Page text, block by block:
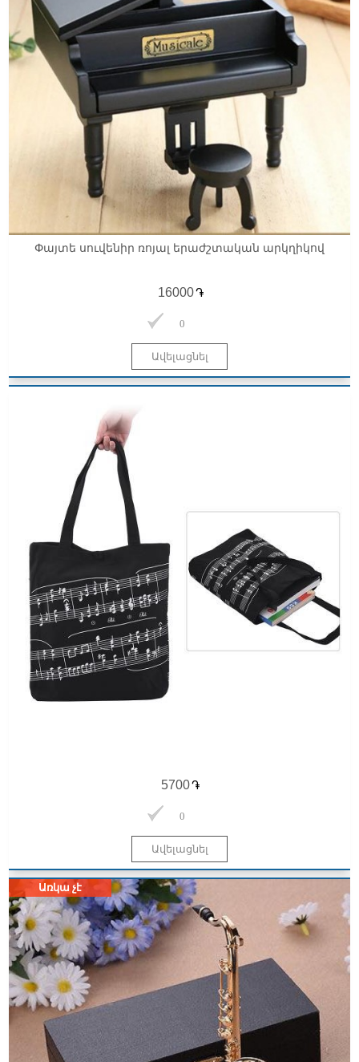
Փայտե սուվենիր ռոյալ երաժշտական արկղիկով
֏
0
֏
0
Առկա չէ